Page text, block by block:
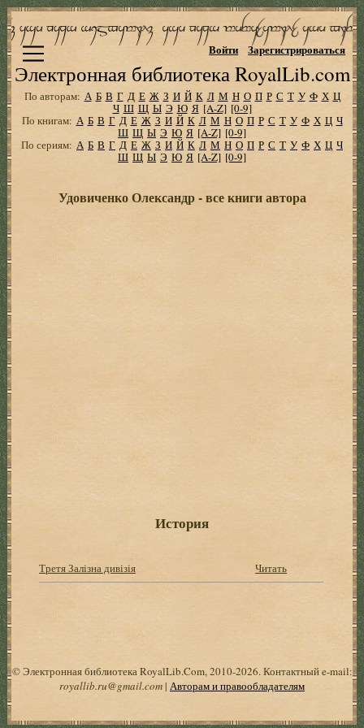
Электронная библиотека RoyalLib.com
Войти Зарегистрироваться
По авторам: А Б В Г Д Е Ж З И Й К Л М Н О П Р С Т У Ф Х Ц
Ч Ш Щ Ы Э Ю Я [A-Z] [0-9]
По книгам: А Б В Г Д Е Ж З И Й К Л М Н О П Р С Т У Ф Х Ц Ч
Ш Щ Ы Э Ю Я [A-Z] [0-9]
По сериям: А Б В Г Д Е Ж З И Й К Л М Н О П Р С Т У Ф Х Ц Ч
Ш Щ Ы Э Ю Я [A-Z] [0-9]
Удовиченко Олександр - все книги автора
История
Третя Залізна дивізія Читать
© Электронная библиотека RoyalLib.Com, 2010-2026. Контактный e-mail:
royallib.ru@gmail.com| Авторам и правообладателям